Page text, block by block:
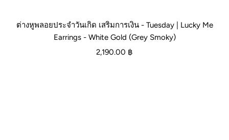
ต่างหูพลอยประจำวันเกิด เสริมการเงิน - Tuesday | Lucky Me
Earrings - White Gold (Grey Smoky)
2,190.00 ฿